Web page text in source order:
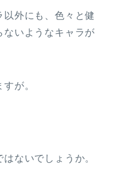
外にも、色々と健
ないようなキャラが
が。
ないでしょうか。